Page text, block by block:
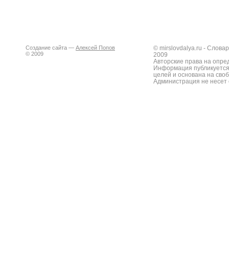
Создание сайта — Алексей Попов
© 2009
© mirslovdalya.ru -
2009
Авторские права на
Информация
целей и основана на
Администрация не несет